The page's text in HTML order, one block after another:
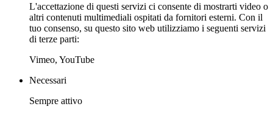
L'accettazione di questi servizi ci consente di mostrarti video o
altri contenuti multimediali ospitati da fornitori esterni. Con il
tuo consenso, su questo sito web utilizziamo i seguenti servizi
di terze parti:
Vimeo, YouTube
Necessari
Sempre attivo